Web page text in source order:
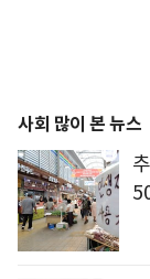
사회 많이 본 뉴스